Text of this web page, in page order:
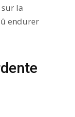
la
endurer